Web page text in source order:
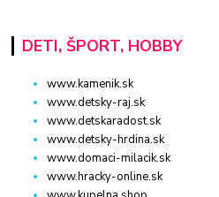
DETI, ŠPORT, HOBBY
www.kamenik.sk
www.detsky-raj.sk
www.detskaradost.sk
www.detsky-hrdina.sk
www.domaci-milacik.sk
www.hracky-online.sk